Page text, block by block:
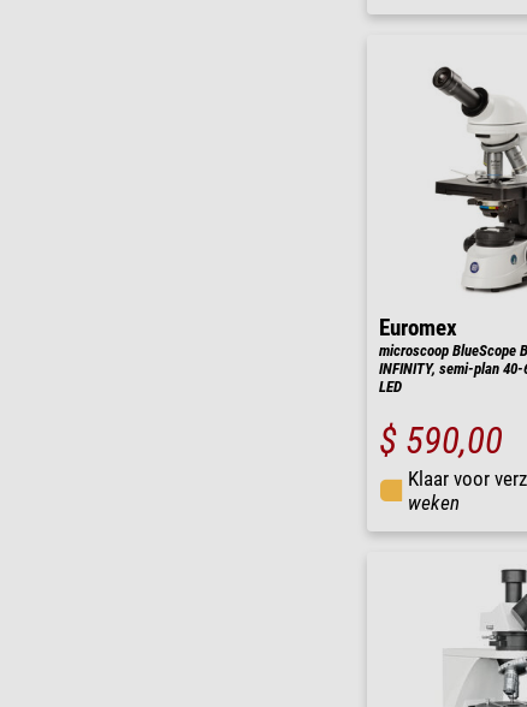
Euromex
microscoop BlueScope
INFINITY, semi-plan 40-
LED
$ 590,00
Klaar voor
weken